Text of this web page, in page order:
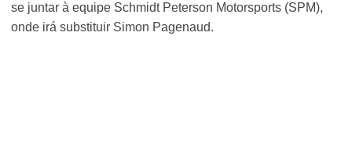
se juntar à equipe Schmidt Peterson Motorsports (SPM),
onde irá substituir Simon Pagenaud.